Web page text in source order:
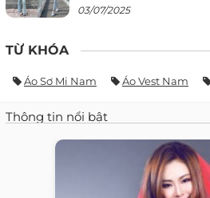
03/07/2025
TỪ KHÓA
Áo Sơ Mi Nam Áo Vest Nam
Thông tin nổi bật